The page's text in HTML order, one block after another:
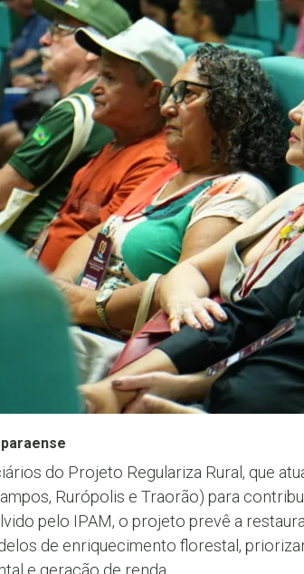
do Projeto Regulariza Rural, que
Rurópolis e Traorão) para
pelo IPAM, o projeto prevê a
de enriquecimento florestal,
e geração de renda.